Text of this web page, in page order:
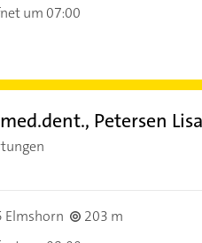
um 07:00
Petersen
Elmshorn
203 m